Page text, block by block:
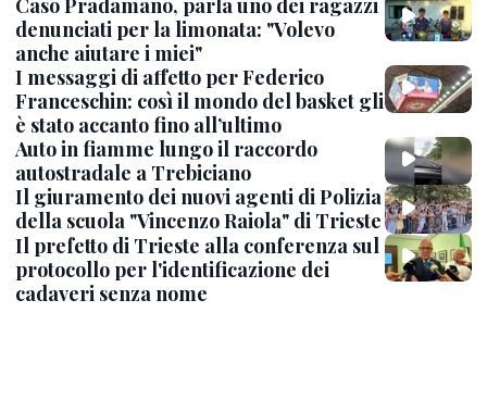
Caso Pradamano, parla uno dei ragazzi
denunciati per la limonata: "Volevo
anche aiutare i miei"
I messaggi di affetto per Federico
Franceschin: così il mondo del basket gli
è stato accanto fino all’ultimo
Auto in fiamme lungo il raccordo
autostradale a Trebiciano
Il giuramento dei nuovi agenti di Polizia
della scuola "Vincenzo Raiola" di Trieste
Il prefetto di Trieste alla conferenza sul
protocollo per l'identificazione dei
cadaveri senza nome